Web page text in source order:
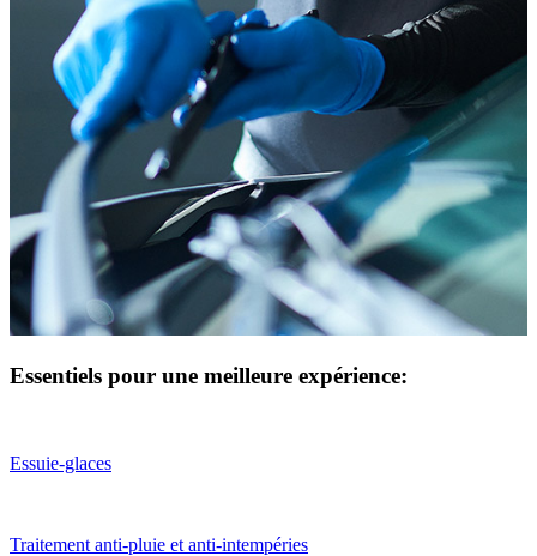
Essentiels pour une meilleure expérience:
Essuie-glaces
Traitement anti-pluie et anti-intempéries